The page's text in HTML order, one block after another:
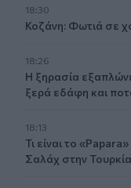
18:30
Κοζάνη: Φωτιά σε
18:26
Η ξηρασία
ξερά εδάφη και
18:13
Τι είναι το
Σαλάχ στην Τουρκία